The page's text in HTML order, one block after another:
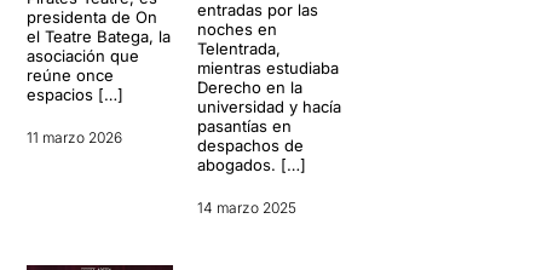
presidenta de On
el Teatre Batega, la
asociación que
reúne once
espacios […]
11 marzo 2026
entradas por las
noches en
Telentrada,
mientras estudiaba
Derecho en la
universidad y hacía
pasantías en
despachos de
abogados. […]
14 marzo 2025